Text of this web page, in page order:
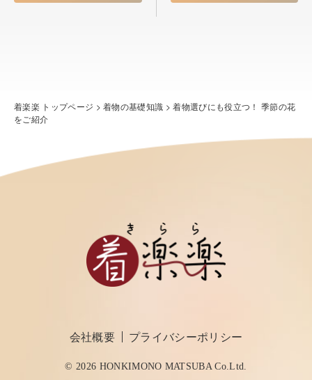
着楽楽 トップページ >着物の基礎知識 >着物選びにも役立つ！ 季節の花
をご紹介
会社概要 プライバシーポリシー
© 2026 HONKIMONO MATSUBA Co.Ltd.